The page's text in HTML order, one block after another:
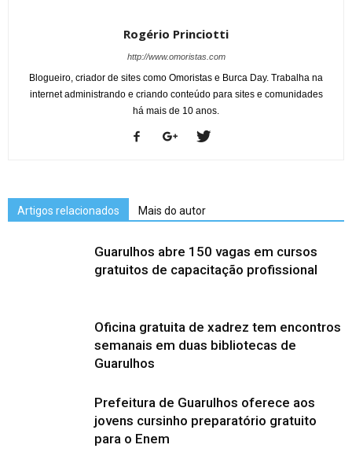
Rogério Princiotti
http://www.omoristas.com
Blogueiro, criador de sites como Omoristas e Burca Day. Trabalha na
internet administrando e criando conteúdo para sites e comunidades
há mais de 10 anos.
Artigos relacionados Mais do autor
Guarulhos abre 150 vagas em cursos
gratuitos de capacitação profissional
Oficina gratuita de xadrez tem encontros
semanais em duas bibliotecas de
Guarulhos
Prefeitura de Guarulhos oferece aos
jovens cursinho preparatório gratuito
para o Enem